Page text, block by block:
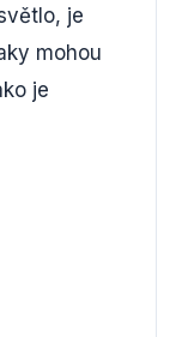
je
mohou
je